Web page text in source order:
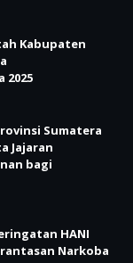
Kabupaten
2025
Sumatera
Jajaran
bagi
HANI
Narkoba